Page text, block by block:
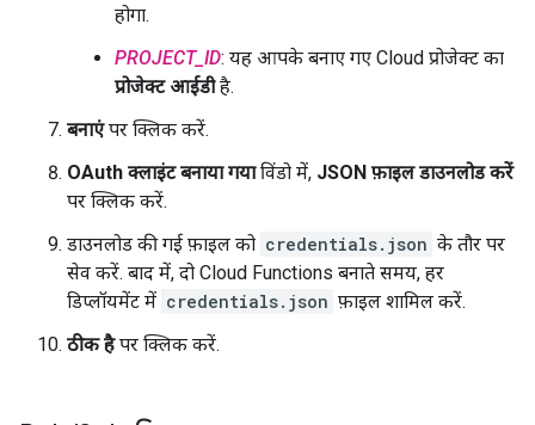
होगा.
PROJECT_ID: यह आपके बनाए गए Cloud प्रोजेक्ट का
प्रोजेक्ट आईडीहै.
बनाएंपर क्लिक करें.
OAuth क्लाइंट बनाया गयाविंडो में, JSON फ़ाइल डाउनलोड करें
पर क्लिक करें.
डाउनलोड की गई फ़ाइल को credentials.json के तौर पर
सेव करें. बाद में, दो Cloud Functions बनाते समय, हर
डिप्लॉयमेंट में credentials.json फ़ाइल शामिल करें.
ठीक हैपर क्लिक करें.